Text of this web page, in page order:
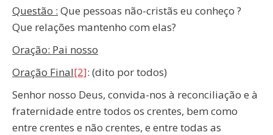
Questão : Que pessoas não-cristãs eu conheço ?
Que relações mantenho com elas?
Oração: Pai nosso
Oração Final[2]: (dito por todos)
Senhor nosso Deus, convida-nos à reconciliação e à
fraternidade entre todos os crentes, bem como
entre crentes e não crentes, e entre todas as